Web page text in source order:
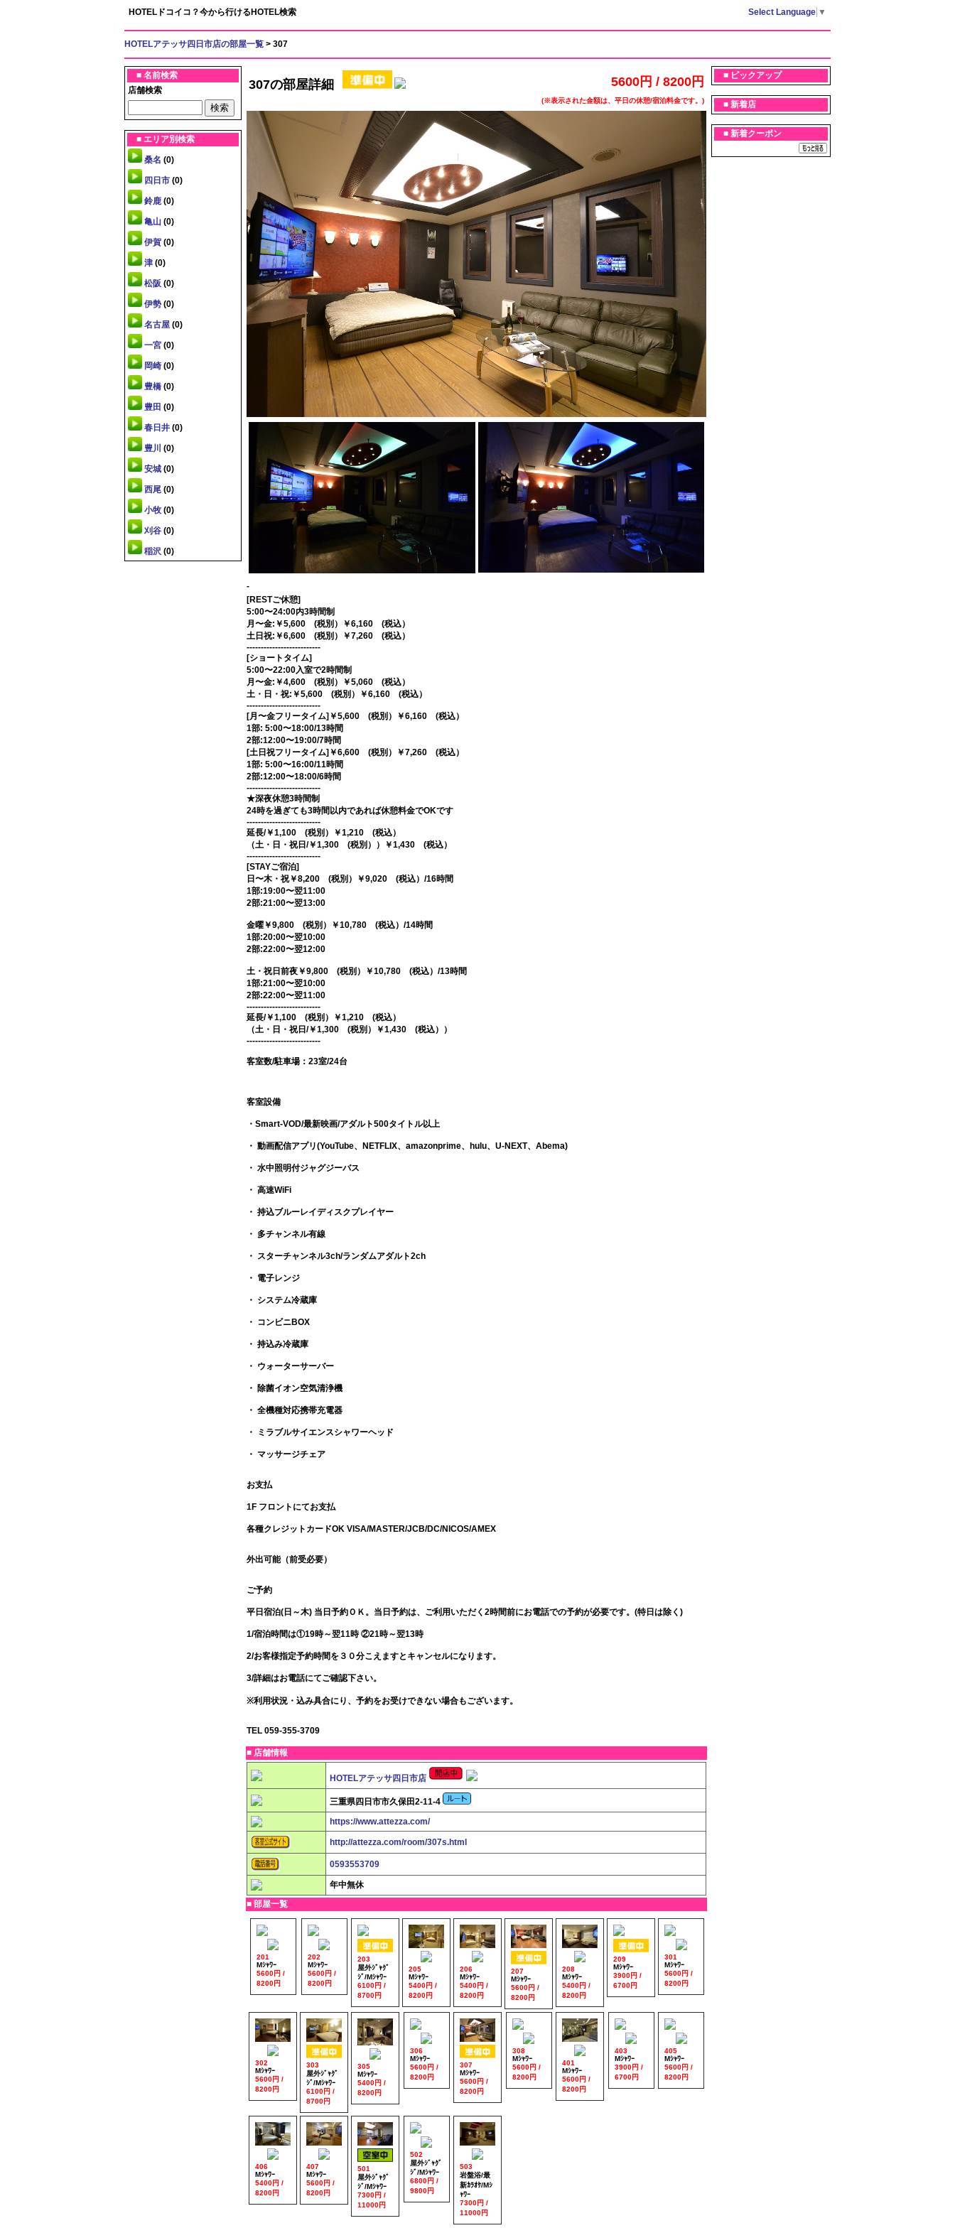
HOTELドコイコ？今から行けるHOTEL検索 Select Language ▼
HOTELアテッサ四日市店の部屋一覧 > 307
■ 名前検索
店舗検索
■ エリア別検索
桑名 (0)
四日市 (0)
鈴鹿 (0)
亀山 (0)
伊賀 (0)
津 (0)
松阪 (0)
伊勢 (0)
名古屋 (0)
一宮 (0)
岡崎 (0)
豊橋 (0)
豊田 (0)
春日井 (0)
豊川 (0)
安城 (0)
西尾 (0)
小牧 (0)
刈谷 (0)
稲沢 (0)
307の部屋詳細 5600円 / 8200円
(※表示された金額は、平日の休憩/宿泊料金です。)
-
[RESTご休憩]
5:00〜24:00内3時間制
月〜金:￥5,600 (税別）￥6,160 (税込）
土日祝:￥6,600 (税別）￥7,260 (税込）
--------------------------
[ショートタイム]
5:00〜22:00入室で2時間制
月〜金:￥4,600 (税別）￥5,060 (税込）
土・日・祝:￥5,600 (税別）￥6,160 (税込）
--------------------------
[月〜金フリータイム]￥5,600 (税別）￥6,160 (税込）
1部: 5:00〜18:00/13時間
2部:12:00〜19:00/7時間
[土日祝フリータイム]￥6,600 (税別）￥7,260 (税込）
1部: 5:00〜16:00/11時間
2部:12:00〜18:00/6時間
--------------------------
★深夜休憩3時間制
24時を過ぎても3時間以内であれば休憩料金でOKです
--------------------------
延長/￥1,100 (税別）￥1,210 (税込）
（土・日・祝日/￥1,300 (税別））￥1,430 (税込）
--------------------------
[STAYご宿泊]
日〜木・祝￥8,200 (税別）￥9,020 (税込）/16時間
1部:19:00〜翌11:00
2部:21:00〜翌13:00
金曜￥9,800 (税別）￥10,780 (税込）/14時間
1部:20:00〜翌10:00
2部:22:00〜翌12:00
土・祝日前夜￥9,800 (税別）￥10,780 (税込）/13時間
1部:21:00〜翌10:00
2部:22:00〜翌11:00
--------------------------
延長/￥1,100 (税別）￥1,210 (税込）
（土・日・祝日/￥1,300 (税別）￥1,430 (税込））
--------------------------
客室数/駐車場：23室/24台
客室設備
・Smart-VOD/最新映画/アダルト500タイトル以上
・ 動画配信アプリ(YouTube、NETFLIX、amazonprime、hulu、U-NEXT、Abema)
・ 水中照明付ジャグジーバス
・ 高速WiFi
・ 持込ブルーレイディスクプレイヤー
・ 多チャンネル有線
・ スターチャンネル3ch/ランダムアダルト2ch
・ 電子レンジ
・ システム冷蔵庫
・ コンビニBOX
・ 持込み冷蔵庫
・ ウォーターサーバー
・ 除菌イオン空気清浄機
・ 全機種対応携帯充電器
・ ミラブルサイエンスシャワーヘッド
・ マッサージチェア
お支払
1F フロントにてお支払
各種クレジットカードOK VISA/MASTER/JCB/DC/NICOS/AMEX
外出可能（前受必要）
ご予約
平日宿泊(日～木) 当日予約ＯＫ。当日予約は、ご利用いただく2時間前にお電話での予約が必要です。(特日は除く)
1/宿泊時間は①19時～翌11時 ②21時～翌13時
2/お客様指定予約時間を３０分こえますとキャンセルになります。
3/詳細はお電話にてご確認下さい。
※利用状況・込み具合にり、予約をお受けできない場合もございます。
TEL 059-355-3709
■ 店舗情報
HOTELアテッサ四日市店
三重県四日市市久保田2-11-4
https://www.attezza.com/
http://attezza.com/room/307s.html
0593553709
年中無休
■ 部屋一覧
201
Mｼｬﾜｰ
5600円 /
8200円
202
Mｼｬﾜｰ
5600円 /
8200円
203
屋外ｼﾞｬｸﾞ
ｼﾞ/Mｼｬﾜｰ
6100円 /
8700円
205
Mｼｬﾜｰ
5400円 /
8200円
206
Mｼｬﾜｰ
5400円 /
8200円
207
Mｼｬﾜｰ
5600円 /
8200円
208
Mｼｬﾜｰ
5400円 /
8200円
209
Mｼｬﾜｰ
3900円 /
6700円
301
Mｼｬﾜｰ
5600円 /
8200円
302
Mｼｬﾜｰ
5600円 /
8200円
303
屋外ｼﾞｬｸﾞ
ｼﾞ/Mｼｬﾜｰ
6100円 /
8700円
305
Mｼｬﾜｰ
5400円 /
8200円
306
Mｼｬﾜｰ
5600円 /
8200円
307
Mｼｬﾜｰ
5600円 /
8200円
308
Mｼｬﾜｰ
5600円 /
8200円
401
Mｼｬﾜｰ
5600円 /
8200円
403
Mｼｬﾜｰ
3900円 /
6700円
405
Mｼｬﾜｰ
5600円 /
8200円
406
Mｼｬﾜｰ
5400円 /
8200円
407
Mｼｬﾜｰ
5600円 /
8200円
501
屋外ｼﾞｬｸﾞ
ｼﾞ/Mｼｬﾜｰ
7300円 /
11000円
502
屋外ｼﾞｬｸﾞ
ｼﾞ/Mｼｬﾜｰ
6800円 /
9800円
503
岩盤浴/最
新ｶﾗｵｹ/Mｼ
ｬﾜｰ
7300円 /
11000円
■ ピックアップ
■ 新着店
■ 新着クーポン